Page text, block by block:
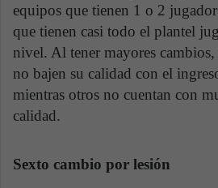
equipos que tienen 1 o 2
que tienen casi todo el plantel
nivel. Al tener mayores
no bajen su calidad con el
mientras otros no cuentan con
calidad.
Sexto cambio por lesión